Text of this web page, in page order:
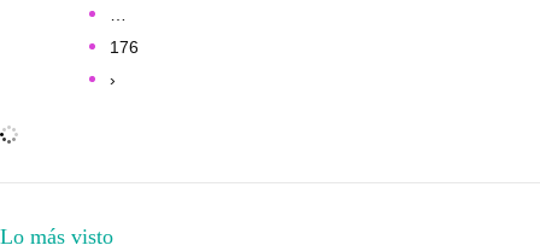
176
›
Lo más visto